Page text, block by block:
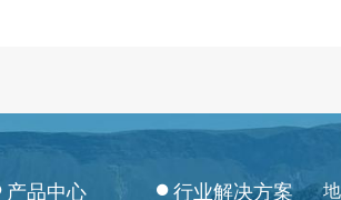
产品中心 行业解决方案